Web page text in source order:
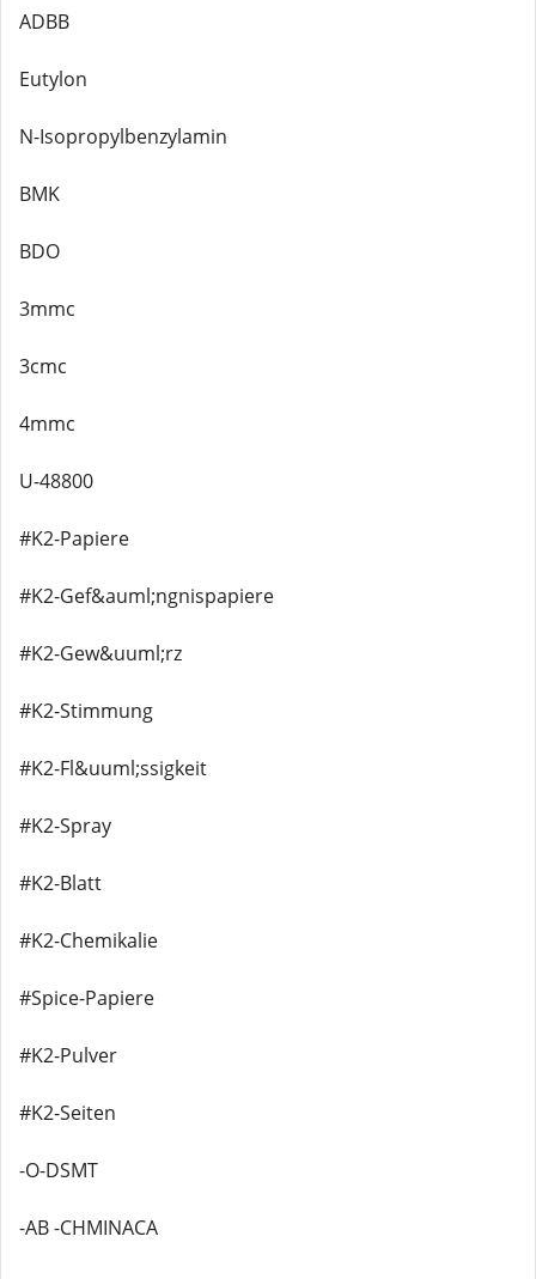
ADBB
Eutylon
N-Isopropylbenzylamin
BMK
BDO
3mmc
3cmc
4mmc
U-48800
#K2-Papiere
#K2-Gef&auml;ngnispapiere
#K2-Gew&uuml;rz
#K2-Stimmung
#K2-Fl&uuml;ssigkeit
#K2-Spray
#K2-Blatt
#K2-Chemikalie
#Spice-Papiere
#K2-Pulver
#K2-Seiten
-O-DSMT
-AB -CHMINACA